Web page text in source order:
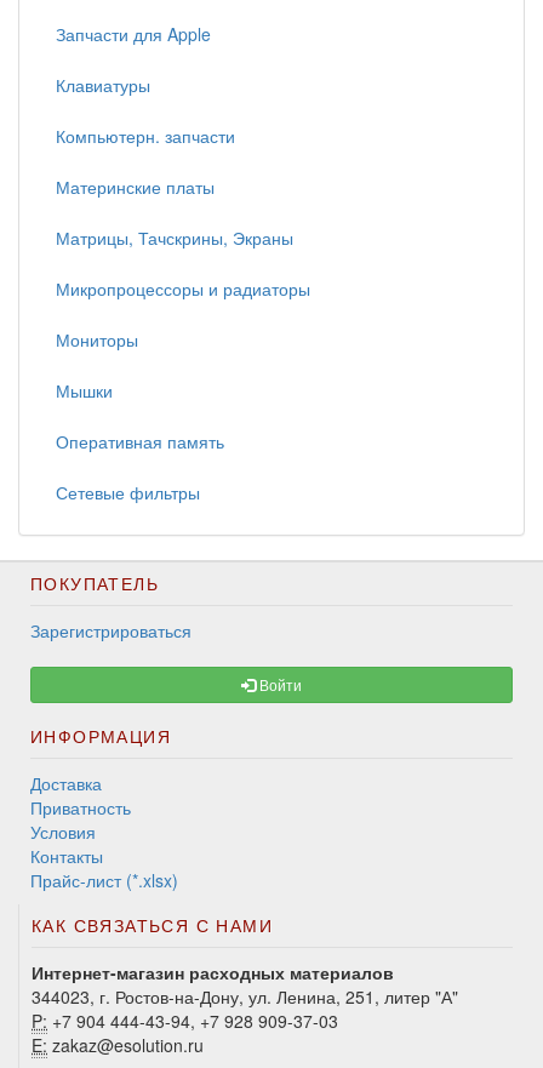
Запчасти для Apple
Клавиатуры
Компьютерн. запчасти
Материнские платы
Матрицы, Тачскрины, Экраны
Микропроцессоры и радиаторы
Мониторы
Мышки
Оперативная память
Сетевые фильтры
ПОКУПАТЕЛЬ
Зарегистрироваться
Войти
ИНФОРМАЦИЯ
Доставка
Приватность
Условия
Контакты
Прайс-лист (*.xlsx)
КАК СВЯЗАТЬСЯ С НАМИ
Интернет-магазин расходных материалов
344023, г. Ростов-на-Дону, ул. Ленина, 251, литер "А"
P: +7 904 444-43-94, +7 928 909-37-03
E: zakaz@esolution.ru